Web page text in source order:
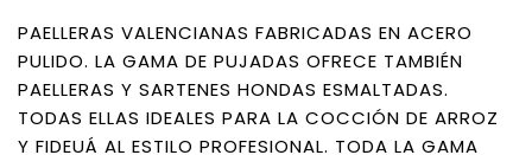
PAELLERAS VALENCIANAS FABRICADAS EN ACERO
PULIDO. LA GAMA DE PUJADAS OFRECE TAMBIÉN
PAELLERAS Y SARTENES HONDAS ESMALTADAS.
TODAS ELLAS IDEALES PARA LA COCCIÓN DE ARROZ
Y FIDEUÁ AL ESTILO PROFESIONAL. TODA LA GAMA